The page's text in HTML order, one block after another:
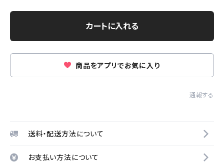
カートに入れる
商品をアプリでお気に入り
通報する
送料・配送方法について
お支払い方法について